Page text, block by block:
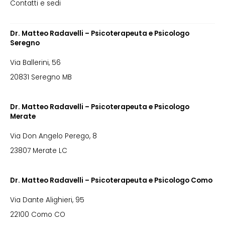
Contatti e sedi
Dr. Matteo Radavelli – Psicoterapeuta e Psicologo
Seregno
Via Ballerini, 56
20831 Seregno MB
Dr. Matteo Radavelli – Psicoterapeuta e Psicologo
Merate
Via Don Angelo Perego, 8
23807 Merate LC
Dr. Matteo Radavelli – Psicoterapeuta e Psicologo Como
Via Dante Alighieri, 95
22100 Como CO